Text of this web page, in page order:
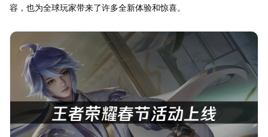
容，也为全球玩家带来了许多全新体验和惊喜。